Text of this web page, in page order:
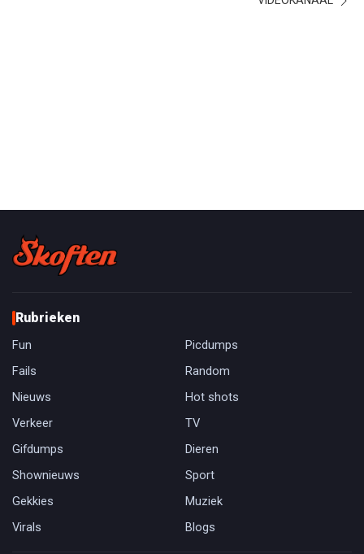
Rubrieken
Fun
Picdumps
Fails
Random
Nieuws
Hot shots
Verkeer
TV
Gifdumps
Dieren
Shownieuws
Sport
Gekkies
Muziek
Virals
Blogs